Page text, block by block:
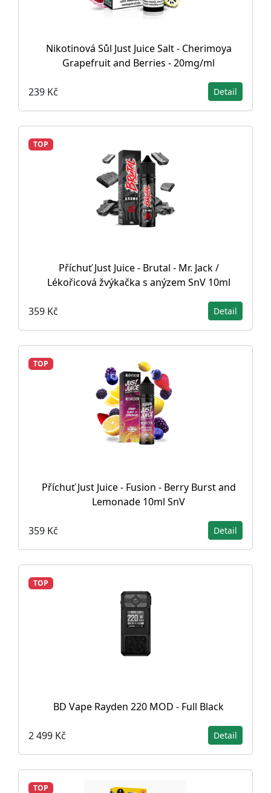
Nikotinová Sůl Just Juice Salt - Cherimoya
Grapefruit and Berries - 20mg/ml
239 Kč Detail
TOP
Příchuť Just Juice - Brutal - Mr. Jack /
Lékořicová žvýkačka s anýzem SnV 10ml
359 Kč Detail
TOP
Příchuť Just Juice - Fusion - Berry Burst and
Lemonade 10ml SnV
359 Kč Detail
TOP
BD Vape Rayden 220 MOD - Full Black
2 499 Kč Detail
TOP